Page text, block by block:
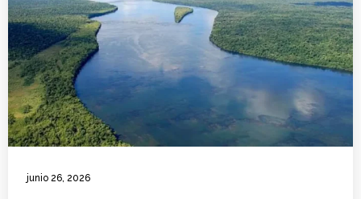
junio 26, 2026